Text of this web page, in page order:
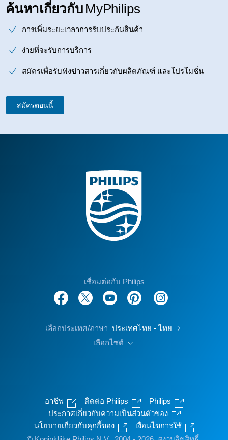
ค้นหาเกี่ยวกับ MyPhilips
การเพิ่มระยะเวลาการรับประกันสินค้า
ง่ายที่จะรับการบริการ
สมัครเพื่อรับฟังข่าวสารเกี่ยวกับผลิตภัณฑ์ และโปรโมชั่น
สมัครตอนนี้
เชื่อมต่อกับ Philips
เลือกประเทศ/ภาษา ประเทศไทย - ไทย
เลือกไซต์
อาชีพ ติดต่อ Philips
Philips
ประกาศเกี่ยวกับความเป็นส่วนตัวของ
นโยบายเกี่ยวกับคุกกี้ของ
เงื่อนไขการใช้